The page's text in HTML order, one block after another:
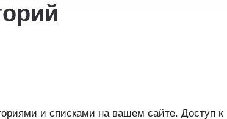
и списками на вашем сайте. Доступ к